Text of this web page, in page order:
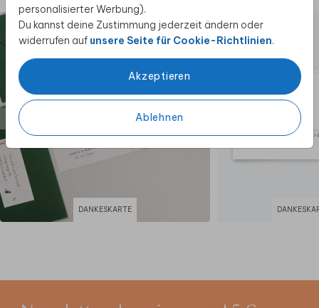
personalisierter Werbung).
Du kannst deine Zustimmung jederzeit ändern oder
widerrufen auf unsere Seite für Cookie-Richtlinien.
Akzeptieren
Ablehnen
und bestellt eine kostenlose Probekarte. So
könnt ihr Design und Qualität zu Hause in Ruhe
ansehen.
Dieses Produkt ist Teil des Hochzeitskarten-
DANKESKARTE